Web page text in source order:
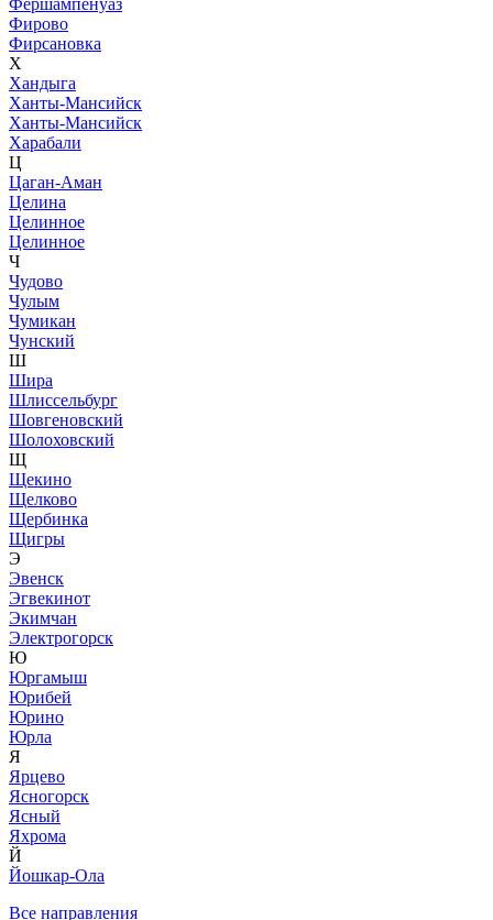
Фирово
Фирсановка
Х
Хандыга
Ханты-Мансийск
Ханты-Мансийск
Харабали
Ц
Цаган-Аман
Целина
Целинное
Целинное
Ч
Чудово
Чулым
Чумикан
Чунский
Ш
Шира
Шлиссельбург
Шовгеновский
Шолоховский
Щ
Щекино
Щелково
Щербинка
Щигры
Э
Эвенск
Эгвекинот
Экимчан
Электрогорск
Ю
Юргамыш
Юрибей
Юрино
Юрла
Я
Ярцево
Ясногорск
Ясный
Яхрома
Й
Йошкар-Ола
Все направления